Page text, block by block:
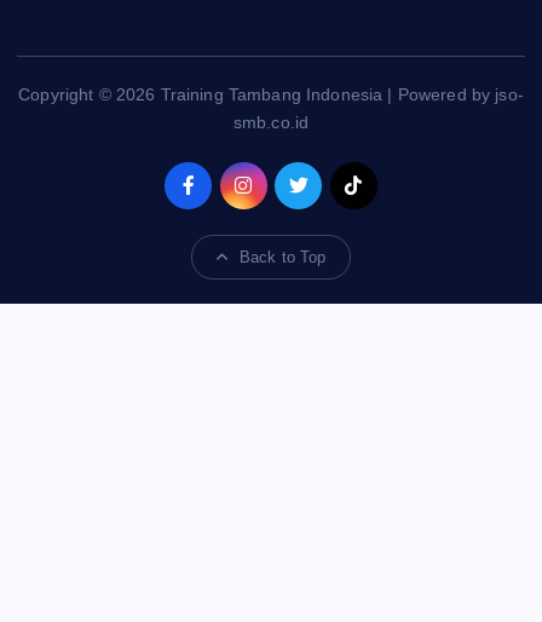
Copyright © 2026 Training Tambang Indonesia | Powered by jso-
smb.co.id
Back to Top